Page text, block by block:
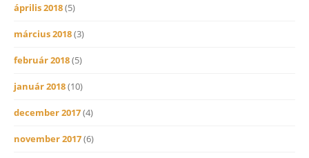
április 2018(5)
március 2018(3)
február 2018(5)
január 2018(10)
december 2017(4)
november 2017(6)